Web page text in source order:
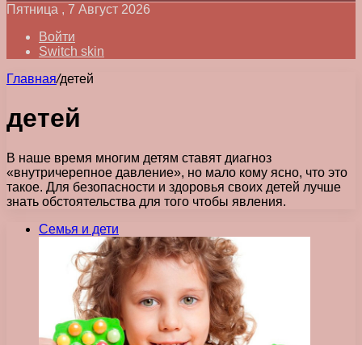
Пятница , 7 Август 2026
Войти
Switch skin
Главная/детей
детей
В наше время многим детям ставят диагноз
«внутричерепное давление», но мало кому ясно, что это
такое. Для безопасности и здоровья своих детей лучше
знать обстоятельства для того чтобы явления.
Семья и дети